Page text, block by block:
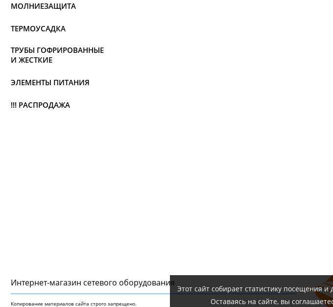
МОЛНИЕЗАЩИТА
ТЕРМОУСАДКА
ТРУБЫ ГОФРИРОВАННЫЕ
И ЖЕСТКИЕ
ЭЛЕМЕНТЫ ПИТАНИЯ
!!! РАСПРОДАЖА
Интернет-магазин сетeвого оборудования
Копирование материалов сайта строго запрещено.
Этот сайт собирает статистику посещения
Оставаясь на сайте, вы